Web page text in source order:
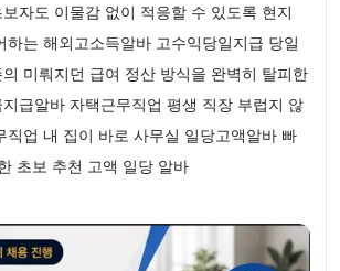
자도 이물감 없이 적응할 수 있도록 현지
하는 해외고소득알바 고수익당일지급 당일
미뤄지던 급여 정산 방식을 완벽히 탈피한
급알바 자택근무직업 평생 직장 부럽지 않
직업 내 집이 바로 사무실 일당고액알바 빠
초보 추천 고액 일당 알바